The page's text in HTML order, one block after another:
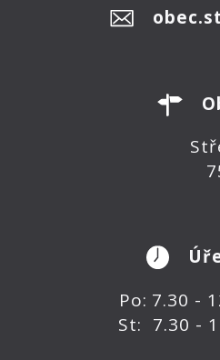
Po: 7.30 -
St: 7.30 -